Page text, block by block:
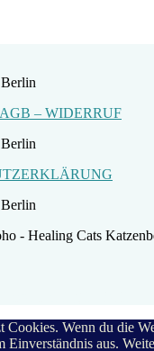
– WIDERRUF
- Healing Cats
Cookies. Wenn du die
Einverständnis aus.